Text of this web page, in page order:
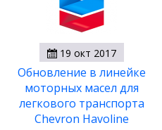
19 окт 2017
Обновление в линейке
моторных масел для
легкового транспорта
Chevron Havoline